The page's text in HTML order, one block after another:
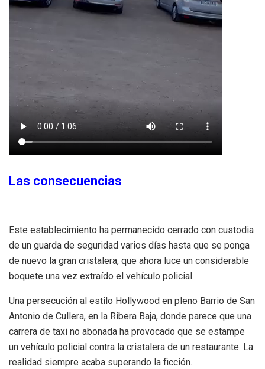
Las consecuencias
Este establecimiento ha permanecido cerrado con custodia
de un guarda de seguridad varios días hasta que se ponga
de nuevo la gran cristalera, que ahora luce un considerable
boquete una vez extraído el vehículo policial.
Una persecución al estilo Hollywood en pleno Barrio de San
Antonio de Cullera, en la Ribera Baja, donde parece que una
carrera de taxi no abonada ha provocado que se estampe
un vehículo policial contra la cristalera de un restaurante. La
realidad siempre acaba superando la ficción.